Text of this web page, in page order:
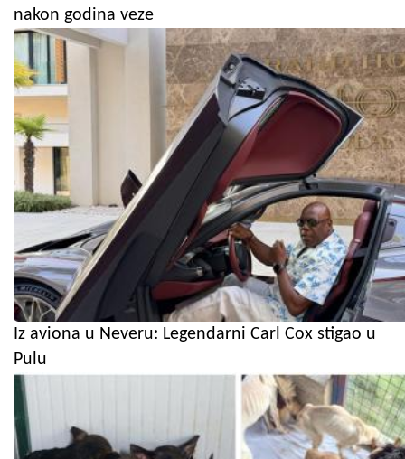
nakon godina veze
Iz aviona u Neveru: Legendarni Carl Cox stigao u
Pulu